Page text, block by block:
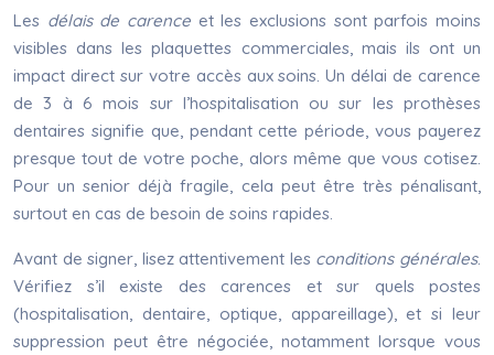
Les délais de carence et les exclusions sont parfois moins
visibles dans les plaquettes commerciales, mais ils ont un
impact direct sur votre accès aux soins. Un délai de carence
de 3 à 6 mois sur l’hospitalisation ou sur les prothèses
dentaires signifie que, pendant cette période, vous payerez
presque tout de votre poche, alors même que vous cotisez.
Pour un senior déjà fragile, cela peut être très pénalisant,
surtout en cas de besoin de soins rapides.
Avant de signer, lisez attentivement les conditions générales.
Vérifiez s’il existe des carences et sur quels postes
(hospitalisation, dentaire, optique, appareillage), et si leur
suppression peut être négociée, notamment lorsque vous